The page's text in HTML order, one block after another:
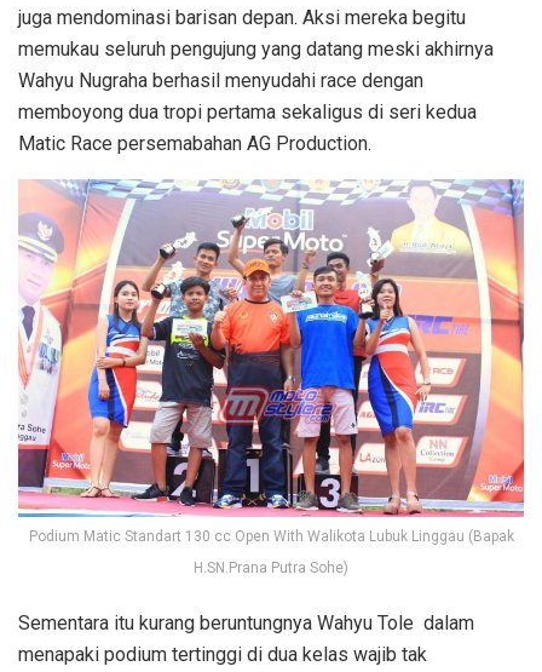
juga mendominasi barisan depan. Aksi mereka begitu
memukau seluruh pengujung yang datang meski akhirnya
Wahyu Nugraha berhasil menyudahi race dengan
memboyong dua tropi pertama sekaligus di seri kedua
Matic Race persemabahan AG Production.
Podium Matic Standart 130 cc Open With Walikota Lubuk Linggau (Bapak
H.SN.Prana Putra Sohe)
Sementara itu kurang beruntungnya Wahyu Tole dalam
menapaki podium tertinggi di dua kelas wajib tak